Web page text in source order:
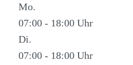
Mo.
07:00 - 18:00
Di.
07:00 - 18:00